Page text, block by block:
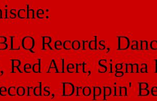
Records,
Red Alert, Sigma
Droppin'